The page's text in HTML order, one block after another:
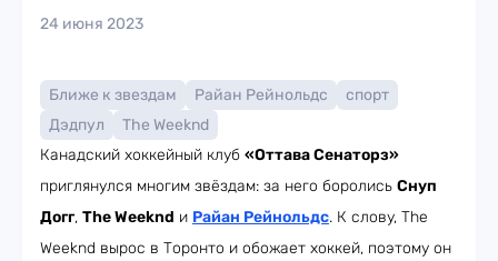
24 июня 2023
Ближе к звездам Райан Рейнольдс
спорт
Дэдпул
The Weeknd
Канадский хоккейный клуб «Оттава Сенаторз»
приглянулся многим звёздам: за него боролись Снуп
Догг, The Weeknd и Райан Рейнольдс. К слову, The
Weeknd вырос в Торонто и обожает хоккей, поэтому он